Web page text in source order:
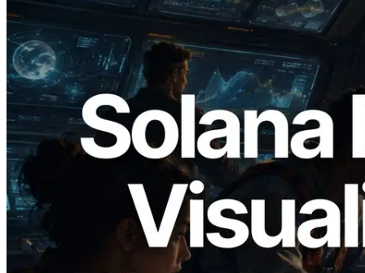
2026.05.24
Validators Solutions lanza el Solana Block
Analyzer — Visualización del tiempo de
producción de bloque por slot y del
Validador asignado